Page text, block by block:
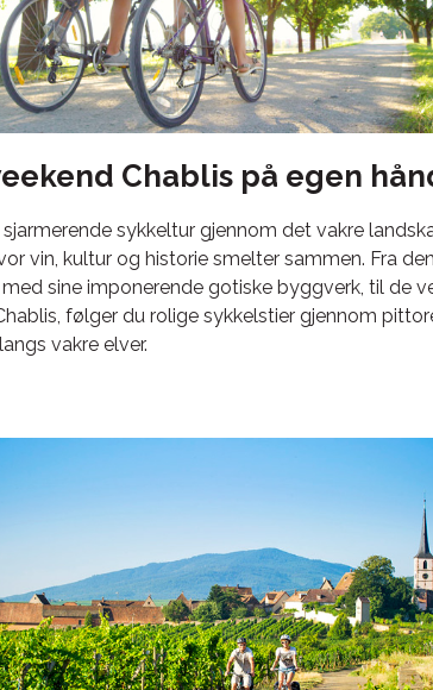
Chablis på egen
sykkeltur gjennom det vakre
vin, kultur og historie smelter sammen. Fra
sine imponerende gotiske byggverk, til de
følger du rolige sykkelstier gjennom
vakre elver.